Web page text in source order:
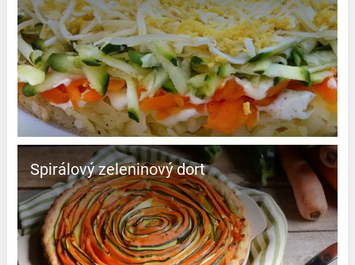
Spirálový zeleninový dort